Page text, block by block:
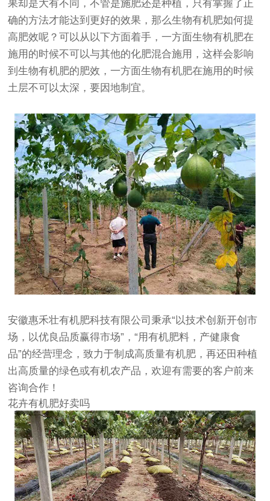
果却是大有不同，不管是施肥还是种植，只有掌握了正
确的方法才能达到更好的效果，那么生物有机肥如何提
高肥效呢？可以从以下方面着手，一方面生物有机肥在
施用的时候不可以与其他的化肥混合施用，这样会影响
到生物有机肥的肥效，一方面生物有机肥在施用的时候
土层不可以太深，要因地制宜。
安徽惠禾壮有机肥科技有限公司秉承“以技术创新开创市
场，以优良品质赢得市场”，“用有机肥料，产健康食
品”的经营理念，致力于制成高质量有机肥，再还田种植
出高质量的绿色或有机农产品，欢迎有需要的客户前来
咨询合作！
花卉有机肥好卖吗